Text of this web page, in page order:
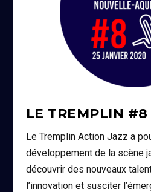
LE TREMPLIN #8
Le Tremplin Action Jazz a
développement de la scène
découvrir des nouveaux
l’innovation et susciter